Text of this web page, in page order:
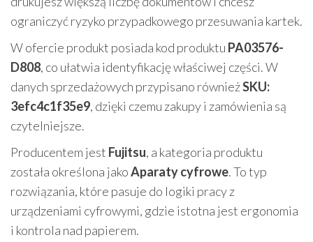
ograniczyć ryzyko przypadkowego przesuwania kartek.
W ofercie produkt posiada kod produktu PA03576-
D808, co ułatwia identyfikację właściwej części. W
danych sprzedażowych przypisano równieżSKU:
3efc4c1f35e9, dzięki czemu zakupy i zamówienia są
czytelniejsze.
Producentem jest Fujitsu, a kategoria produktu
została określona jakoAparaty cyfrowe. To typ
rozwiązania, które pasuje do logiki pracy z
urządzeniami cyfrowymi, gdzie istotna jest ergonomia
i kontrola nad papierem.